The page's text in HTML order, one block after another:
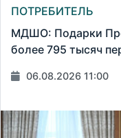
ПОТРЕБИТЕЛЬ
МДШО: Подарки
более 795 тысяч
06.08.2026 11:00